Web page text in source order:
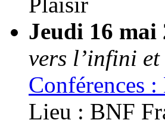
Jeudi 16 mai
vers l’infini
Conférences
Lieu : BNF